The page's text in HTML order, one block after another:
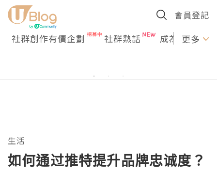
會員登記
社群創作有價企劃 社群熱話 成為U更多
生活
如何通过推特提升品牌忠诚度？